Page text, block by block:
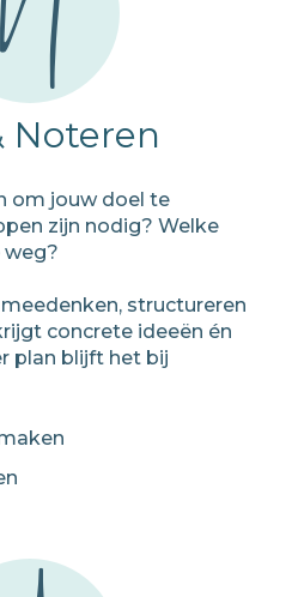
Noteren
om jouw doel te
zijn nodig? Welke
weg?
structureren
concrete ideeën én
plan blijft het bij